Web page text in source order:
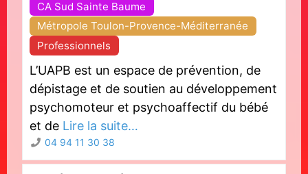
CA Sud Sainte Baume
Métropole Toulon-Provence-Méditerranée
Professionnels
L’UAPB est un espace de prévention, de
dépistage et de soutien au développement
psychomoteur et psychoaffectif du bébé
et de Lire la suite…
04 94 11 30 38